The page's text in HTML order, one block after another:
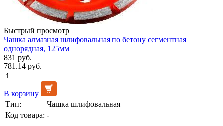
Быстрый просмотр
Чашка алмазная шлифовальная по бетону сегментная
однорядная, 125мм
831 руб.
781.14 руб.
В корзину
Тип:
Чашка шлифовальная
Код товара: -